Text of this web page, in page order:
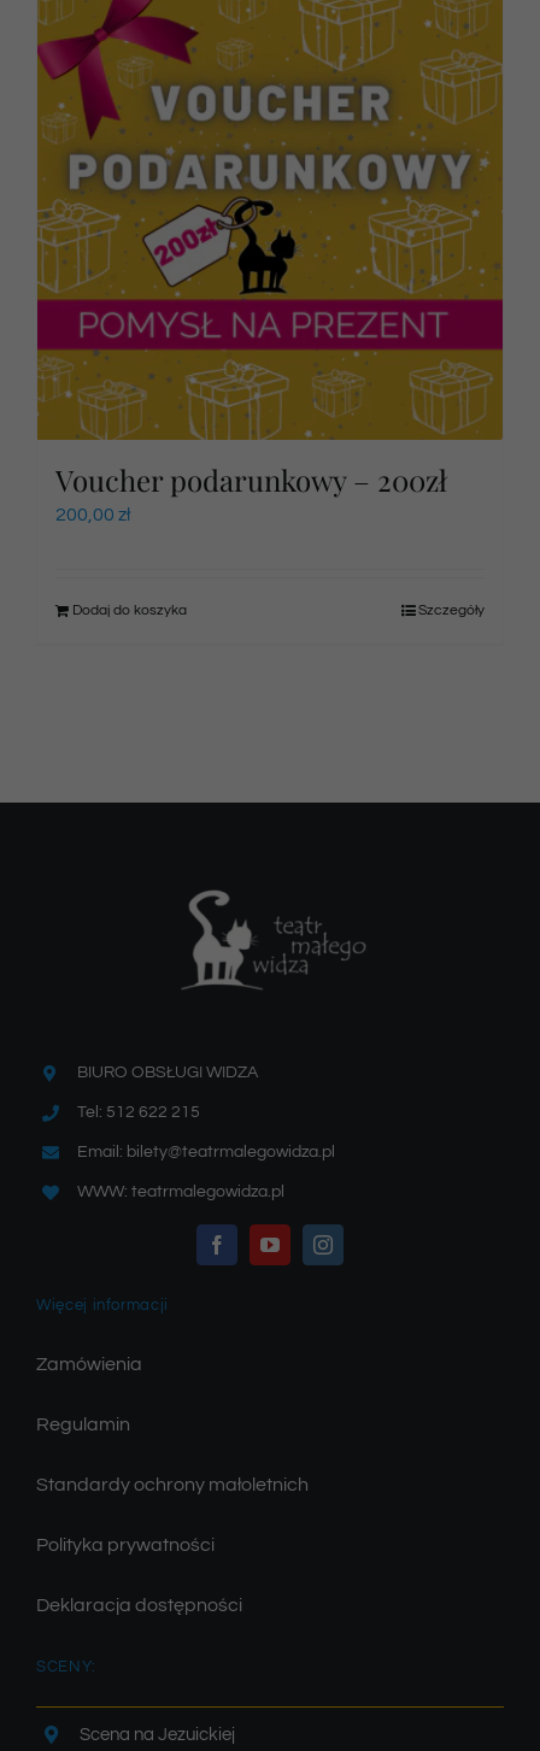
Voucher podarunkowy – 200zł
200,00 zł
Dodaj do koszyka Szczegóły
BIURO OBSŁUGI WIDZA
Tel: 512 622 215
Email: bilety@teatrmalegowidza.pl
WWW: teatrmalegowidza.pl
Więcej informacji
Zamówienia
Regulamin
Standardy ochrony małoletnich
Polityka prywatności
Deklaracja dostępności
SCENY:
Scena na Jezuickiej